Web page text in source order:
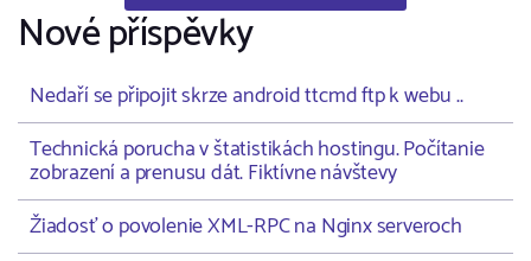
Nové příspěvky
Nedaří se připojit skrze android ttcmd ftp k webu ..
Technická porucha v štatistikách hostingu. Počítanie
zobrazení a prenusu dát. Fiktívne návštevy
Žiadosť o povolenie XML-RPC na Nginx serveroch